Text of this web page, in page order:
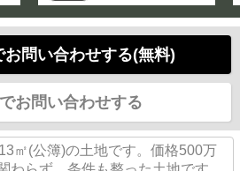
お問い合わせする(無料)
お問い合わせする
㎡(公簿)の土地です。価格500万